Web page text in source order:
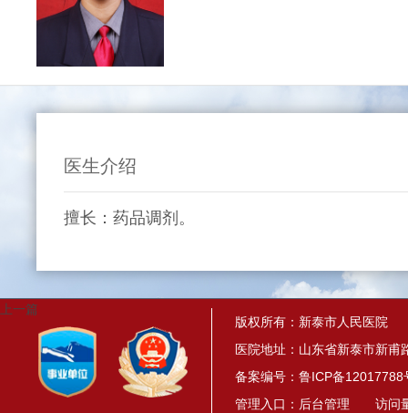
医生介绍
擅长：药品调剂。
上一篇
版权所有：新泰市人民医院
医院地址：山东省新泰市新甫
备案编号： 鲁ICP备12017788
管理入口： 后台管理 访问量